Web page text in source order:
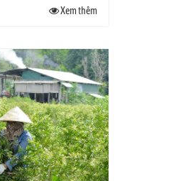
Xem thêm